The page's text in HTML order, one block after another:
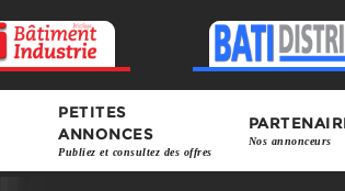
PETITES
ANNONCES
Publiez et consultez des offres
Nos annonceurs